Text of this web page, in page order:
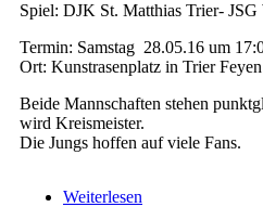
Spiel: DJK St. Matthias Trier-
Termin: Samstag 28.05.16 um
Ort: Kunstrasenplatz in Trier Feyen
Beide Mannschaften stehen
wird Kreismeister.
Die Jungs hoffen auf viele Fans.
Weiterlesen